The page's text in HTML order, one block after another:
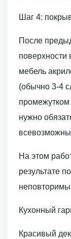
Шаг 4:
После
поверхности
мебель
(обычно 3-4
промежутком
нужно
На этом
результате
Кухонный
Красивый